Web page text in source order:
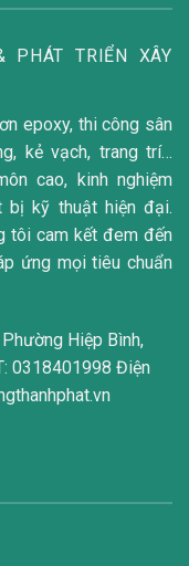
PHÁT TRIỂN XÂY
epoxy, thi công sân
kẻ vạch, trang trí…
cao, kinh nghiệm
bị kỹ thuật hiện đại.
tôi cam kết đem đến
ứng mọi tiêu chuẩn
Hiệp Bình,
0318401998 Điện